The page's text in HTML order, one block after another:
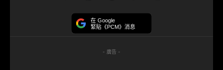
在 Google
緊貼《PCM》消息
- 廣告 -